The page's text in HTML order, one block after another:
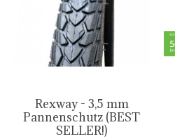
Rexway - 3,5 mm
Pannenschutz (BEST
SELLER!)